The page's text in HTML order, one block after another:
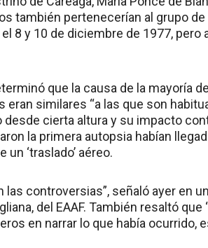
también pertenecerían al grupo
8 y 10 de diciembre de 1977, pero
que la causa de la mayoría
eran similares “a las que son
cierta altura y su impacto
la primera autopsia habían
‘traslado’ aéreo.
controversias”, señaló ayer en
del EAAF. También resaltó que
en narrar lo que había ocurrido,